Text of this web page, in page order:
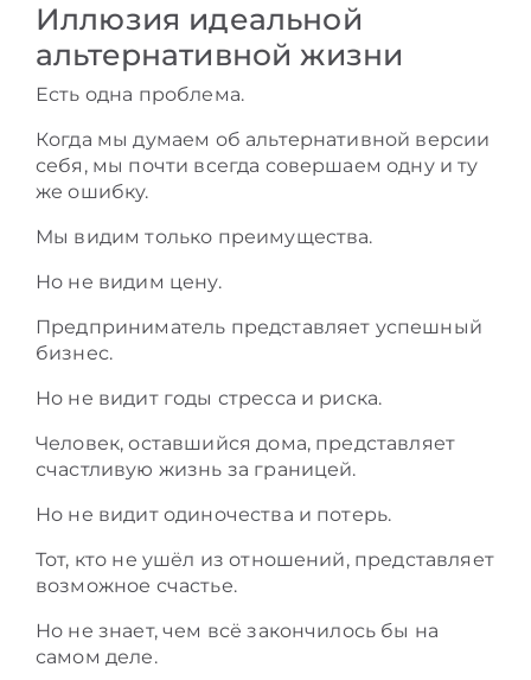
Иллюзия идеальной
альтернативной жизни
Есть одна проблема.
Когда мы думаем об альтернативной версии
себя, мы почти всегда совершаем одну и ту
же ошибку.
Мы видим только преимущества.
Но не видим цену.
Предприниматель представляет успешный
бизнес.
Но не видит годы стресса и риска.
Человек, оставшийся дома, представляет
счастливую жизнь за границей.
Но не видит одиночества и потерь.
Тот, кто не ушёл из отношений, представляет
возможное счастье.
Но не знает, чем всё закончилось бы на
самом деле.